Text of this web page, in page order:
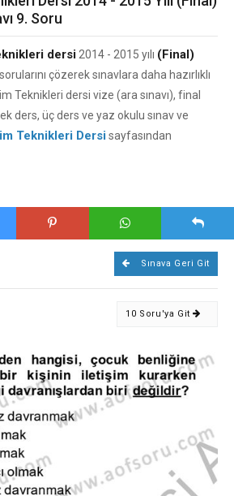
9. Soru
dersi 2014 - 2015 yılı (Final)
sorularını çözerek sınavlara daha hazırlıklı
Teknikleri dersi vize (ara sınavı), final
ders, üç ders ve yaz okulu sınav ve
Teknikleri Dersisayfasından
Sınava Geri Git
10 Soru'ya Git